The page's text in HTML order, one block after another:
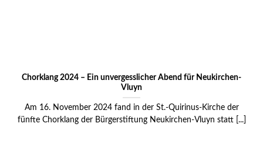
Chorklang 2024 – Ein unvergesslicher Abend für Neukirchen-
Vluyn
Am 16. November 2024 fand in der St.-Quirinus-Kirche der
fünfte Chorklang der Bürgerstiftung Neukirchen-Vluyn statt [...]